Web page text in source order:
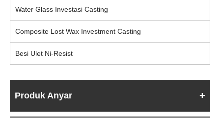
Water Glass Investasi Casting
Composite Lost Wax Investment Casting
Besi Ulet Ni-Resist
Produk Anyar